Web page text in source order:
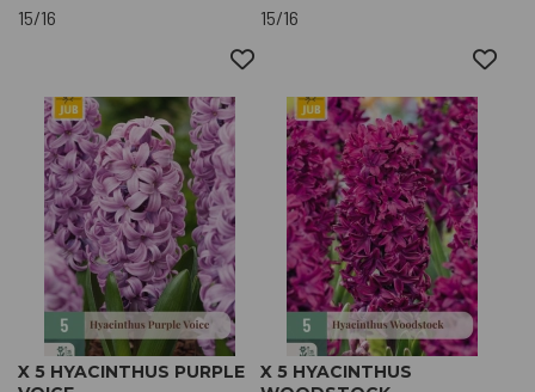
15/16 15/16
X 5 HYACINTHUS PURPLE
X 5 HYACINTHUS